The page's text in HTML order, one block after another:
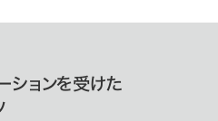
ションを受けた